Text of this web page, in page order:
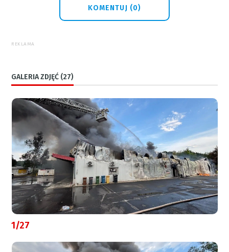
KOMENTUJ (0)
REKLAMA
GALERIA ZDJĘĆ (27)
1/27